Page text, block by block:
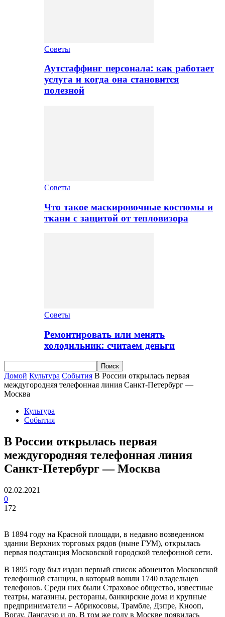
Советы
Аутстаффинг персонала: как работает
услуга и когда она становится
полезной
Советы
Что такое маскировочные костюмы и
ткани с защитой от тепловизора
Советы
Ремонтировать или менять
холодильник: считаем деньги
Домой Культура События B России открылась первая
междугородняя телефонная линия Санкт-Петербург —
Москва
Культура
События
B России открылась первая
междугородняя телефонная линия
Санкт-Петербург — Москва
02.02.2021
0
172
В 1894 году на Красной площади, в недавно возведенном
здании Верхних торговых рядов (ныне ГУМ), открылась
первая подстанция Московской городской телефонной сети.
В 1895 году был издан первый список абонентов Московской
телефонной станции, в который вошли 1740 владельцев
телефонов. Среди них были Страховое общество, известные
театры, магазины, рестораны, банкирские дома и крупные
предприниматели – Абрикосовы, Трамбле, Дэпре, Кнооп,
Вогау, Дангауэр и др. В том же году в Москве появилась